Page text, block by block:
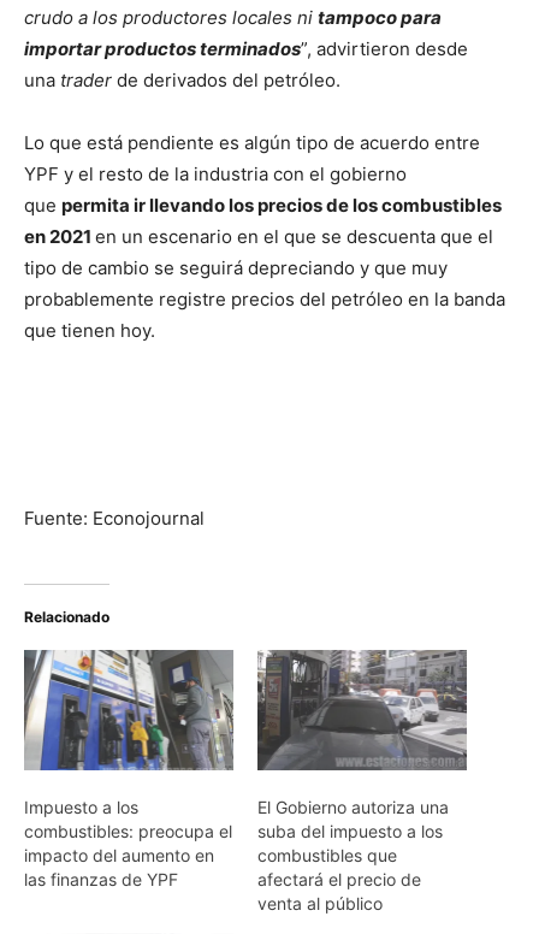
crudo a los productores locales ni tampoco para
importar productos terminados”, advirtieron desde
una trader de derivados del petróleo.
Lo que está pendiente es algún tipo de acuerdo entre
YPF y el resto de la industria con el gobierno
que permita ir llevando los precios de los combustibles
en 2021 en un escenario en el que se descuenta que el
tipo de cambio se seguirá depreciando y que muy
probablemente registre precios del petróleo en la banda
que tienen hoy.
Fuente: Econojournal
Relacionado
Impuesto a los
combustibles: preocupa el
impacto del aumento en
las finanzas de YPF
El Gobierno autoriza una
suba del impuesto a los
combustibles que
afectará el precio de
venta al público